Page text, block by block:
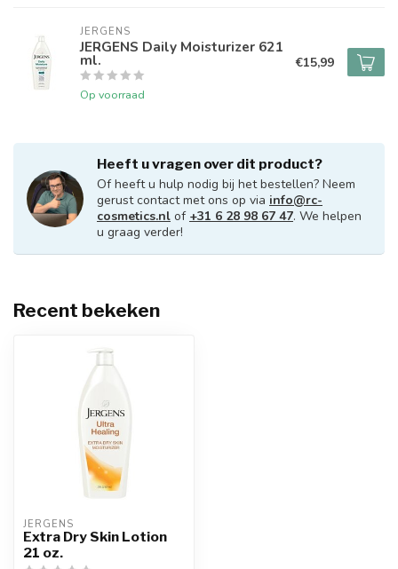
JERGENS
JERGENS Daily Moisturizer 621
ml.
Op voorraad
€15,99
Heeft u vragen over dit product?
Of heeft u hulp nodig bij het bestellen? Neem
gerust contact met ons op via info@rc-
cosmetics.nl of +31 6 28 98 67 47. We helpen
u graag verder!
Recent bekeken
JERGENS
Extra Dry Skin Lotion
21 oz.